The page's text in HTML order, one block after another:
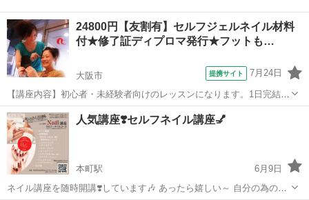
24800円【友割有】セルフジェルネイル材料
付★修了証ディプロマ発行★フットも…
大阪市 提携サイト 7月24日
【講座内容】初心者・未経験者向けのレッスンになります。1日完結3
時間！ご自宅で気軽にセルフジェルネイルが楽しめるようになるレッ
スンです。デザインは特に指定が無ければ、未経験・初心者の方でも
簡単なラメグラデーションを予定。オフ...
大阪 大阪市 ネイル
人気講座❣️セルフネイル講座💅
本町駅
6月9日
ネイル講座を随時開講❣️しています🎶 あったら嬉しい～ 自分の為のネ